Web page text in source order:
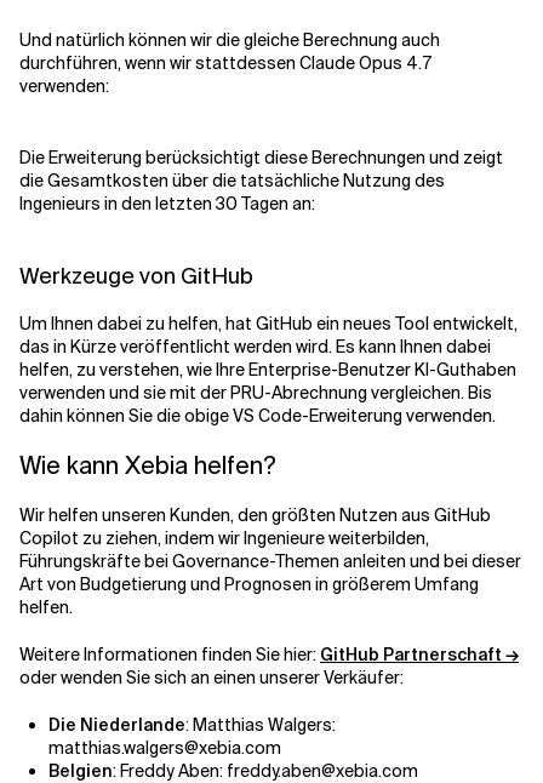
Und natürlich können wir die gleiche Berechnung auch
durchführen, wenn wir stattdessen Claude Opus 4.7
verwenden:
Die Erweiterung berücksichtigt diese Berechnungen und zeigt
die Gesamtkosten über die tatsächliche Nutzung des
Ingenieurs in den letzten 30 Tagen an:
Werkzeuge von GitHub
Um Ihnen dabei zu helfen, hat GitHub ein neues Tool entwickelt,
das in Kürze veröffentlicht werden wird. Es kann Ihnen dabei
helfen, zu verstehen, wie Ihre Enterprise-Benutzer KI-Guthaben
verwenden und sie mit der PRU-Abrechnung vergleichen. Bis
dahin können Sie die obige VS Code-Erweiterung verwenden.
Wie kann Xebia helfen?
Wir helfen unseren Kunden, den größten Nutzen aus GitHub
Copilot zu ziehen, indem wir Ingenieure weiterbilden,
Führungskräfte bei Governance-Themen anleiten und bei dieser
Art von Budgetierung und Prognosen in größerem Umfang
helfen.
Weitere Informationen finden Sie hier: GitHub Partnerschaft →
oder wenden Sie sich an einen unserer Verkäufer:
Die Niederlande: Matthias Walgers:
matthias.walgers@xebia.com
Belgien: Freddy Aben: freddy.aben@xebia.com